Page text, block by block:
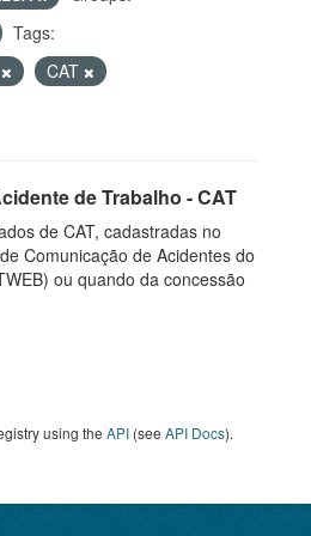
Tags:
CAT
de Trabalho - CAT
de CAT, cadastradas no
Comunicação de Acidentes do
ou quando da concessão
using the API (see API Docs).